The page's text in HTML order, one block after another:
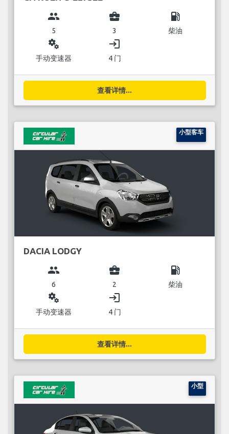
group
5
business_center
3
local_gas_station
柴油
miscellaneous_services
手动变速器
login
4 门
查看详情...
小型客车
DACIA LODGY
group
6
business_center
2
local_gas_station
柴油
miscellaneous_services
手动变速器
login
4 门
查看详情...
小型